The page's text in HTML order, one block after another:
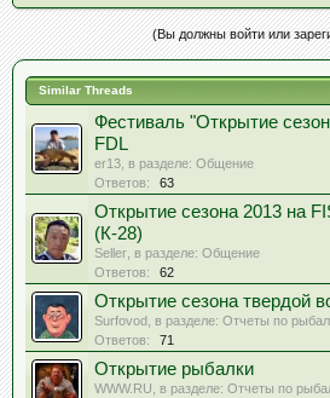
(Вы должны войти или
Similar Threads
Фестиваль "Открытие
FDL
er13 , в разделе: Общение
Ответов:
63
Открытие сезона 2013 на
(К-28)
Seller , в разделе: Общение
Ответов:
62
Открытие сезона твердой
Surfovod , в разделе: Отчеты по
Ответов:
71
Открытие рыбалки
WWW.RU , в разделе: Отчеты по